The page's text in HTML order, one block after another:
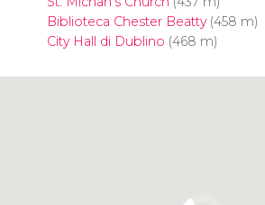
Biblioteca Chester Beatty(458 m)
City Hall di Dublino (468 m)